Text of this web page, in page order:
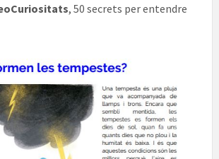
, 50 secrets per entendre